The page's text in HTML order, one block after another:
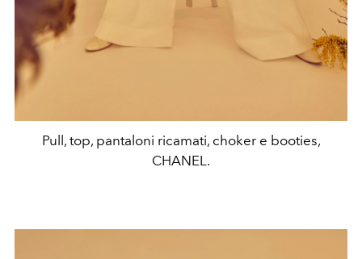
Pull, top, pantaloni ricamati, choker e booties,
CHANEL.